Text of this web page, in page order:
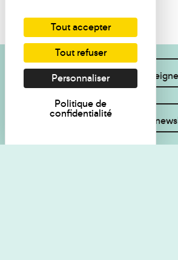
Je souhaite des
Inscrivez-vous à la
Tout accepter
Tout refuser
Personnaliser
Politique de
confidentialité